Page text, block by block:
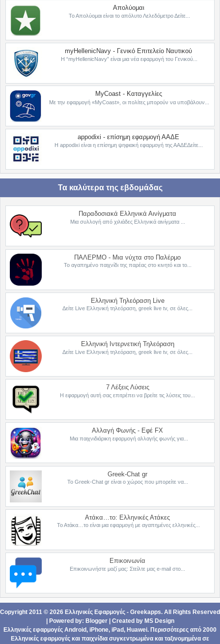
Απολύομαι
Το Απολύομαι είναι το απόλυτο Λελεδόμετρο Δείτε...
myHellenicNavy - Γενικό Επιτελείο Ναυτικού
Η “myHellenicNavy” είναι μια νέα εφαρμογή του Γενικού...
MyCoast - Καταγγελίες
Με την εφαρμογή «MyCoast», οι πολίτες μπορούν να υποβάλουν...
appodixi - επίσημη εφαρμογή ΑΑΔΕ
Η appodixi είναι η επίσημη ψηφιακή εφαρμογή της ΑΑΔΕΔείτε...
Τα καλύτερα της εβδομάδας
Παραδοσιακά Ελληνικά Αινίγματα
Μια συλλογή από χιλιάδες Ελληνικά αινίγματα ...
ΠΑΛΕΡΜΟ - Μια νύχτα στο Παλέρμο
Το αγαπημένο παιχνίδι της παρέας στο κινητό και το...
Ελληνική Τηλεόραση Live
Δείτε Live Ελληνική τηλεόραση, greek live tv, σε όλες...
Ελληνική Ιντερνετική Τηλεόραση
Δείτε Live Ελληνική τηλεόραση, greek live tv, σε όλες...
7 Λέξεις Λύσεις
Η εφαρμογή αυτή σας επιτρέπει να βρείτε τις λύσεις του...
Αλλαγή Φωνής - Εφέ FX
Μια παιχνιδιάρικη εφαρμογή αλλαγής φωνής για...
Greek-Chat gr
Το Greek-Chat gr είναι ο χώρος που μπορείτε να...
Ατάκα…το: Ελληνικές Ατάκες
Το Ατάκα…το είναι μια εφαρμογή με αγαπημένες ελληνικές...
Επικοινωνία
Επικοινωνήστε μαζί μας: Στείλτε μας e-mail στο...
Copyright 2011 © 2026 Ελληνικές Εφαρμογές - Greekapps. All Rights Reserved
| Powered by: Blogger| Created by MS Design
Ελληνικές εφαρμογές Android, iPhone, iPad, Ηuawei. Περισσότερες από 2000
Ελληνικές εφαρμογές και παιχνίδια συγκεντρωμένα και ταξινομημένα σε